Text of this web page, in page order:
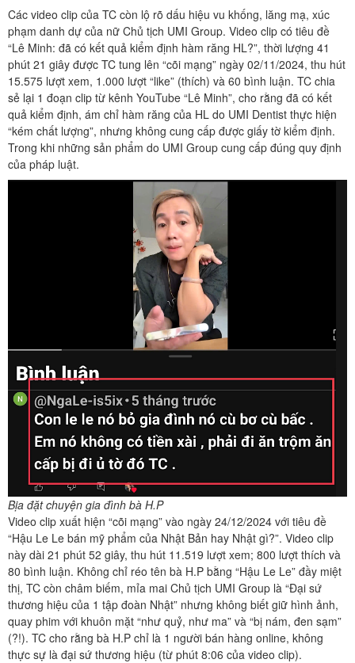
Các video clip của TC còn lộ rõ dấu hiệu vu khống, lăng mạ, xúc
phạm danh dự của nữ Chủ tịch UMI Group. Video clip có tiêu đề
“Lê Minh: đã có kết quả kiểm định hàm răng HL?”, thời lượng 41
phút 21 giây được TC tung lên “cõi mạng” ngày 02/11/2024, thu hút
15.575 lượt xem, 1.000 lượt “like” (thích) và 60 bình luận. TC chia
sẻ lại 1 đoạn clip từ kênh YouTube “Lê Minh”, cho rằng đã có kết
quả kiểm định, ám chỉ hàm răng của HL do UMI Dentist thực hiện
“kém chất lượng”, nhưng không cung cấp được giấy tờ kiểm định.
Trong khi những sản phẩm do UMI Group cung cấp đúng quy định
của pháp luật.
Bịa đặt chuyện gia đình bà H.P
Video clip xuất hiện “cõi mạng” vào ngày 24/12/2024 với tiêu đề
“Hậu Le Le bán mỹ phẩm của Nhật Bản hay Nhật gì?”. Video clip
này dài 21 phút 52 giây, thu hút 11.519 lượt xem; 800 lượt thích và
80 bình luận. Không chỉ réo tên bà H.P bằng “Hậu Le Le” đầy miệt
thị, TC còn châm biếm, mỉa mai Chủ tịch UMI Group là “Đại sứ
thương hiệu của 1 tập đoàn Nhật” nhưng không biết giữ hình ảnh,
quay phim với khuôn mặt “như quỷ, như ma” và “bị nám, đen sạm”
(?!). TC cho rằng bà H.P chỉ là 1 người bán hàng online, không
thực sự là đại sứ thương hiệu (từ phút 8:06 của video clip).